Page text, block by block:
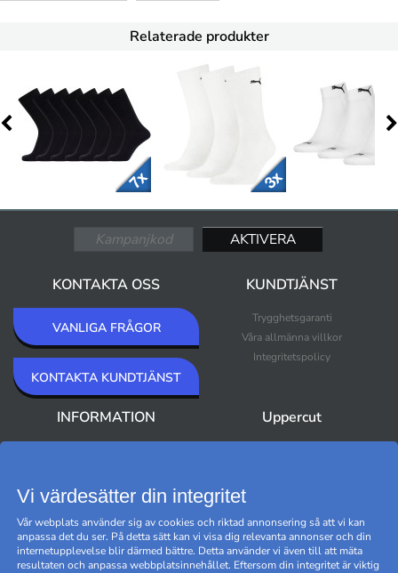
Relaterade produkter
KONTAKTA OSS
VANLIGA FRÅGOR
KONTAKTA KUNDTJÄNST
KUNDTJÄNST
Trygghetsgaranti
Våra allmänna villkor
Integritetspolicy
INFORMATION Uppercut
Black Friday
Hantera cookies
Vi värdesätter din integritet
Vår webplats använder sig av cookies och riktad annonsering så att vi kan
anpassa det du ser. På detta sätt kan vi visa dig relevanta annonser och din
internetupplevelse blir därmed bättre. Detta använder vi även till att mäta
resultaten och anpassa webbplatsinnehållet. Eftersom din integritet är viktig